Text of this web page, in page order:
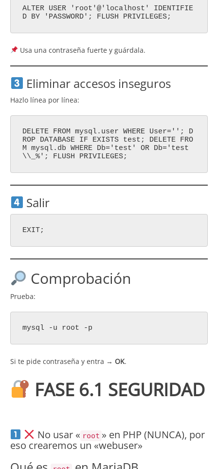
ALTER USER 'root'@'localhost' IDENTIFIE
D BY 'PASSWORD'; FLUSH PRIVILEGES;
Usa una contraseña fuerte y guárdala.
Eliminar accesos inseguros
Hazlo línea por línea:
DELETE FROM mysql.user WHERE User=''; D
ROP DATABASE IF EXISTS test; DELETE FRO
M mysql.db WHERE Db='test' OR Db='test
\\_%'; FLUSH PRIVILEGES;
Salir
EXIT;
Comprobación
Prueba:
mysql -u root -p
Si te pide contraseña y entra → OK.
FASE 6.1 SEGURIDAD
No usar « root » en PHP (NUNCA), por
eso crearemos un «webuser»